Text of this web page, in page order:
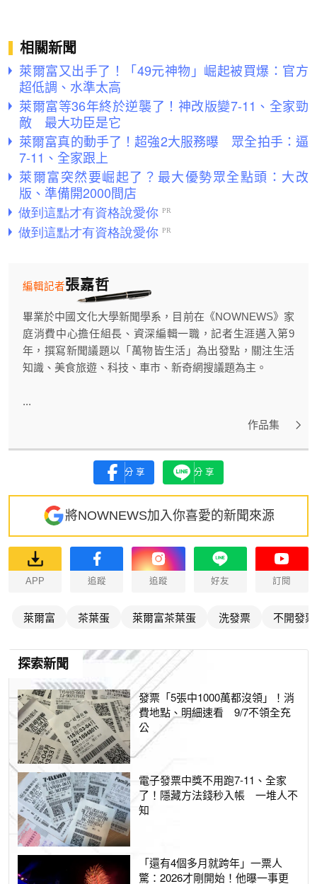
相關新聞
萊爾富又出手了！「49元神物」崛起被買爆：官方
超低調、水準太高
萊爾富等36年終於逆襲了！神改版變7-11、全家勁
敵 最大功臣是它
萊爾富真的動手了！超強2大服務曝 眾全拍手：逼
7-11、全家跟上
萊爾富突然要崛起了？最大優勢眾全點頭：大改
版、準備開2000間店
張嘉哲
編輯記者
畢業於中國文化大學新聞學系，目前在《NOWNEWS》家
庭消費中心擔任組長、資深編輯一職，記者生涯邁入第9
年，撰寫新聞議題以「萬物皆生活」為出發點，關注生活
知識、美食旅遊、科技、車市、新奇網搜議題為主。
...
作品集
分享 分享
將NOWNEWS加入你喜愛的新聞來源
APP 追蹤 追蹤 好友 訂閱
萊爾富 茶葉蛋 萊爾富茶葉蛋 洗發票 不開發
探索新聞
發票「5張中1000萬都沒領」！消
費地點、明細速看 9/7不領全充
公
電子發票中獎不用跑7-11、全家
了！隱藏方法錢秒入帳 一堆人不
知
「還有4個多月就跨年」一票人
驚：2026才剛開始！他曝一事更